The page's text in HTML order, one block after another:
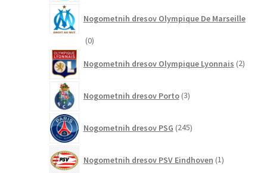
Nogometnih dresov Olympique De Marseille
00
Nogometnih dresov Olympique Lyonnais 2izdelka
Nogometnih dresov Porto 3izdelki
Nogometnih dresov PSG 245izdelkov
Nogometnih dresov PSV Eindhoven 1izdelek